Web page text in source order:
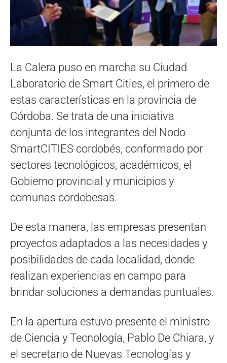
La Calera puso en marcha su Ciudad
Laboratorio de Smart Cities, el primero de
estas características en la provincia de
Córdoba. Se trata de una iniciativa
conjunta de los integrantes del Nodo
SmartCITIES cordobés, conformado por
sectores tecnológicos, académicos, el
Gobierno provincial y municipios y
comunas cordobesas.
De esta manera, las empresas presentan
proyectos adaptados a las necesidades y
posibilidades de cada localidad, donde
realizan experiencias en campo para
brindar soluciones a demandas puntuales.
En la apertura estuvo presente el ministro
de Ciencia y Tecnología, Pablo De Chiara, y
el secretario de Nuevas Tecnologías y